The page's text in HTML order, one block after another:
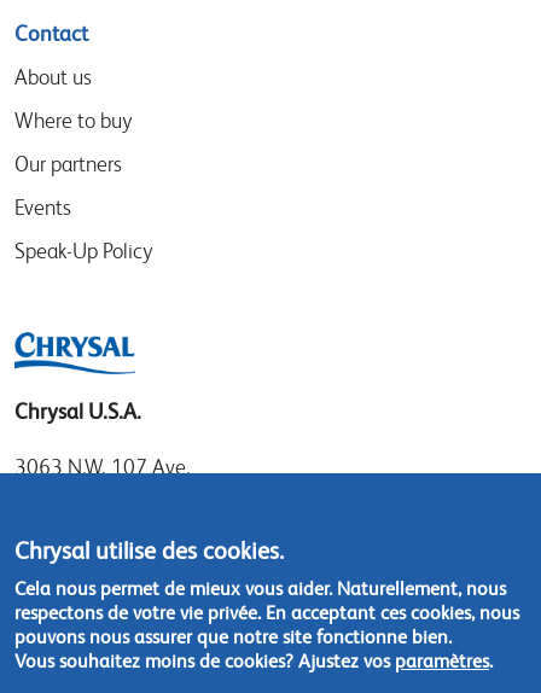
Contact
About us
Where to buy
Our partners
Events
Speak-Up Policy
Chrysal U.S.A.
3063 N.W. 107 Ave.
Tel: 1.800.247.9725
Local: 305.477.0112
Fax:305.477.1284
Contact us
Chrysal utilise des cookies.
Cela nous permet de mieux vous aider. Naturellement, nous
respectons de votre vie privée. En acceptant ces cookies, nous
pouvons nous assurer que notre site fonctionne bien.
Vous souhaitez moins de cookies? Ajustez vos paramètres.